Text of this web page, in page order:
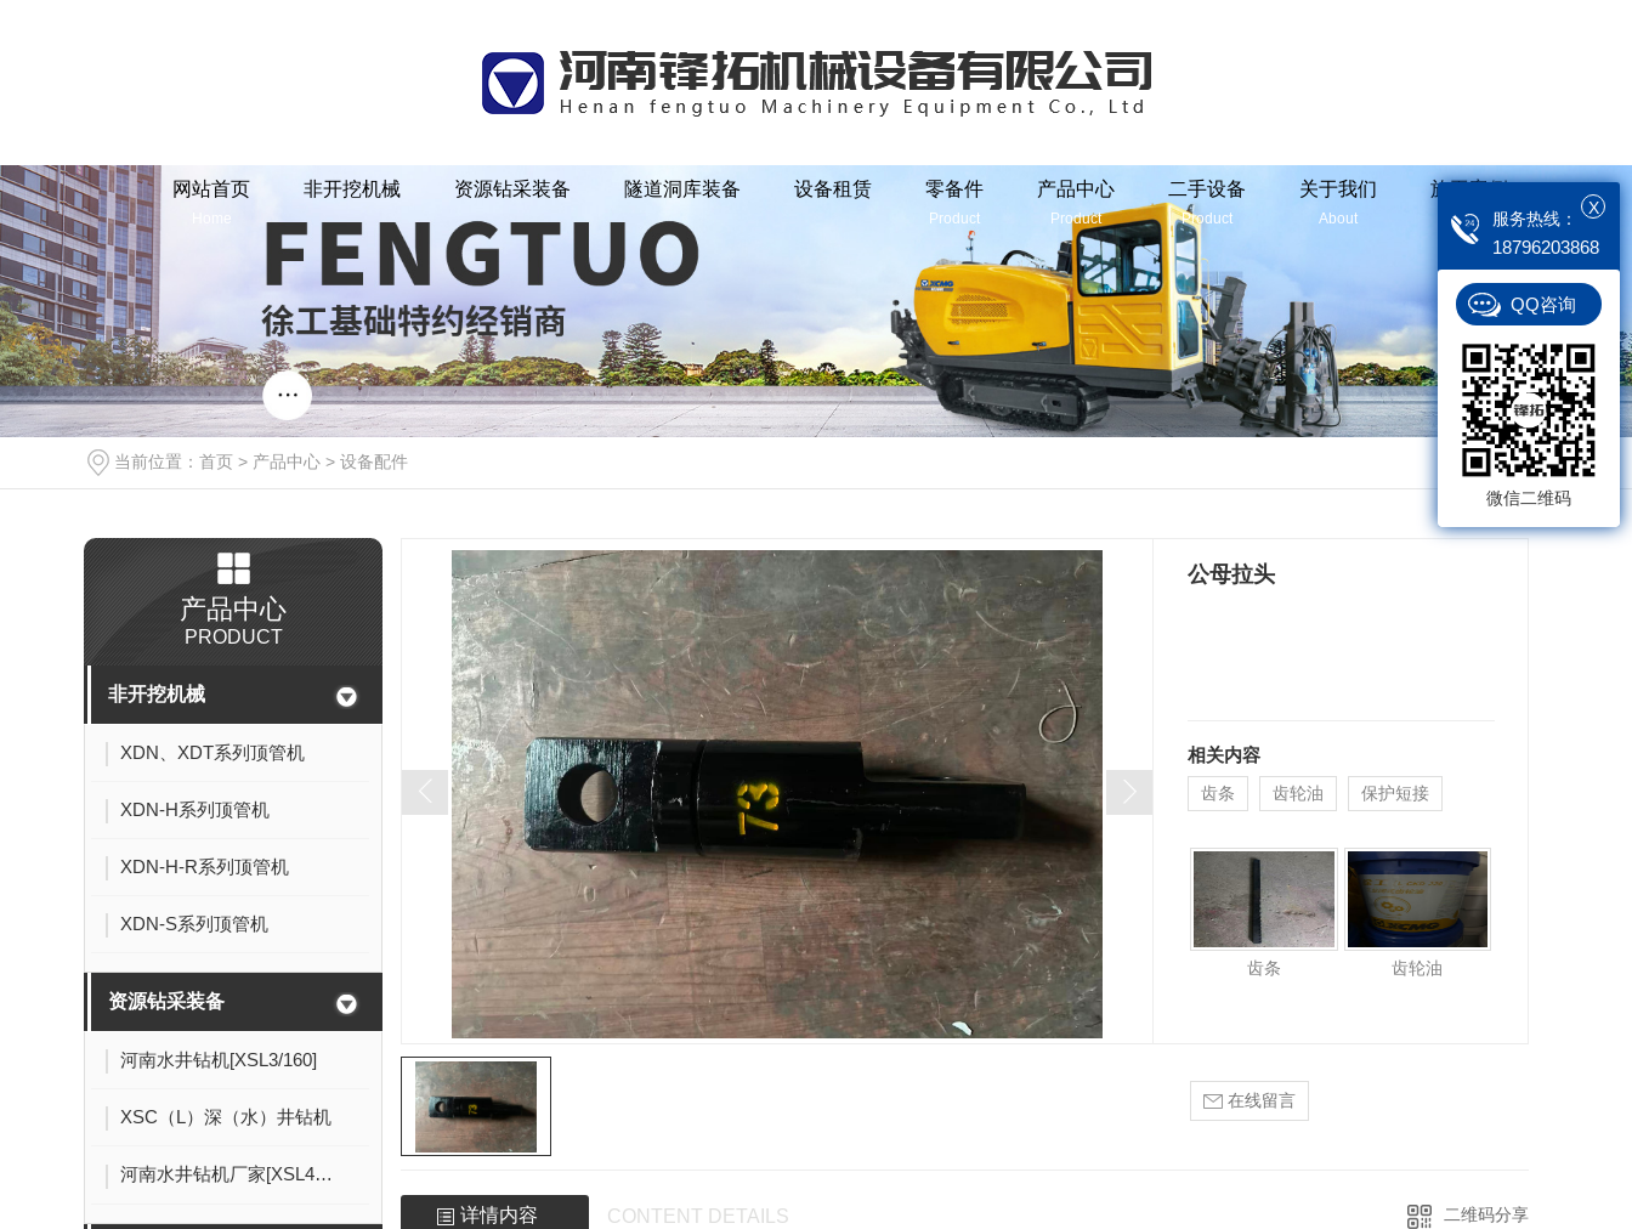
网站首页
Home
非开挖机械 资源钻采装备 隧道洞库装备 设备租赁 零备件
Product
产品中心
Product
XDN、XDT系列顶管机
XDN-H-R系列顶管机 XDN-S系列顶管机 河南水井钻机厂家[XSL4/200]
二手设备
Product
关于我们
About
施工案例
Case
当前位置： 首页 > 产品中心 > 设备配件 返回
产品中心
PRODUCT
非开挖机械
XDN、XDT系列顶管机
XDN-H系列顶管机
XDN-H-R系列顶管机
XDN-S系列顶管机
资源钻采装备
河南水井钻机[XSL3/160]
XSC（L）深（水）井钻机
河南水井钻机厂家[XSL4/200]
公母拉头
相关内容
齿条 齿轮油 保护短接
齿条 齿轮油
在线留言
详情内容 CONTENT DETAILS 二维码分享
X
服务热线：
18796203868
QQ咨询
微信二维码